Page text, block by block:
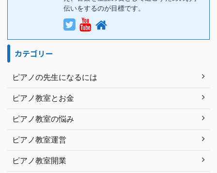
伝いをするのが目標です。
カテゴリー
ピアノの先生になるには
ピアノ教室とお金
ピアノ教室の悩み
ピアノ教室運営
ピアノ教室開業